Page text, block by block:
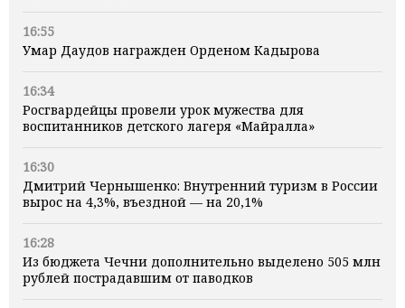
16:55
Умар Даудов награжден Орденом Кадырова
16:34
Росгвардейцы провели урок мужества для
воспитанников детского лагеря «Майралла»
16:30
Дмитрий Чернышенко: Внутренний туризм в России
вырос на 4,3%, въездной — на 20,1%
16:28
Из бюджета Чечни дополнительно выделено 505 млн
рублей пострадавшим от паводков